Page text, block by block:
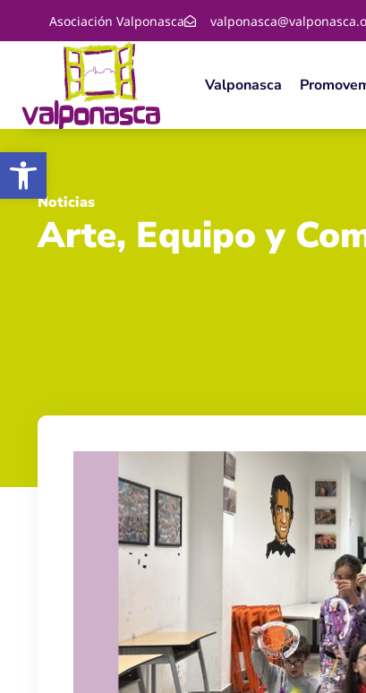
Asociación Valponasca
Valponasca
Noticias
Arte, Equipo y
Abrir barra de herramientas